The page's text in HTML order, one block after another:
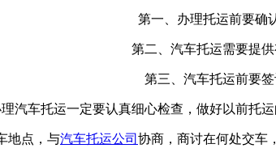
第一、办理托运前要确
第二、汽车托运需要提供
第三、汽车托运前要签
汽车托运一定要认真细心检查，做好以前托
地点，与汽车托运公司 协商，商讨在何处交车